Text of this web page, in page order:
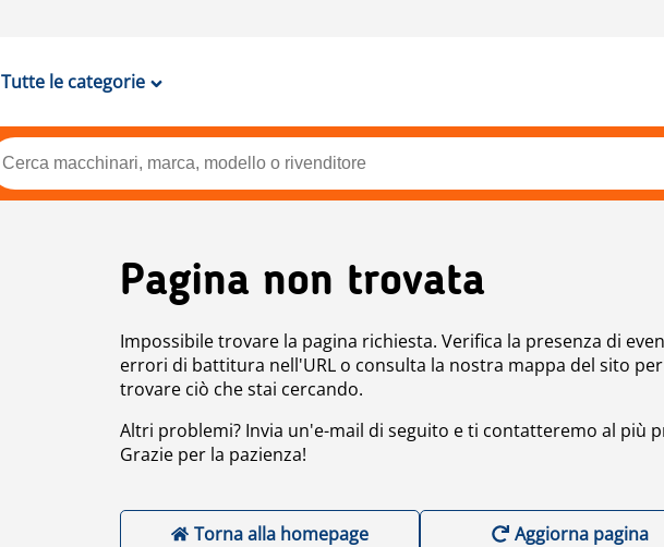
Tutte le categorie
Pagina non trovata
Impossibile trovare la pagina richiesta. Verifica la presenza di
errori di battitura nell'URL o consulta la nostra mappa del sito per
trovare ciò che stai cercando.
Altri problemi? Invia un'e-mail di seguito e ti contatteremo al più
Grazie per la pazienza!
Torna alla homepage Aggiorna pagina